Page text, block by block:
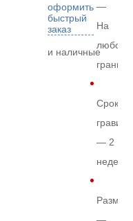
оформить
быстрый
заказ
и наличные
—
На
любом
граните
Срок
— 2
недели
Размер